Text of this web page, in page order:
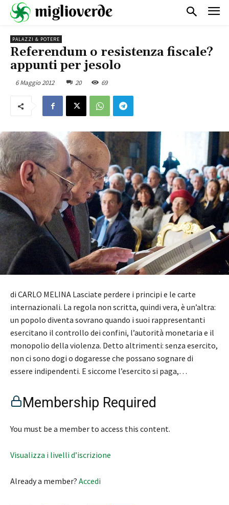
PALAZZI & POTERE
Referendum o resistenza fiscale?
appunti per jesolo
6 Maggio 2012 20 69
di CARLO MELINA Lasciate perdere i principi e le carte
internazionali. La regola non scritta, quindi vera, è un’altra:
un popolo diventa sovrano quando i suoi rappresentanti
esercitano il controllo dei confini, l’autorità monetaria e il
monopolio della violenza. Detto altrimenti: senza esercito,
non ci sono dogi o dogaresse che possano sognare di
essere indipendenti. E siccome l’esercito si paga,…
Membership Required
You must be a member to access this content.
Visualizza i livelli d’iscrizione
Already a member? Accedi